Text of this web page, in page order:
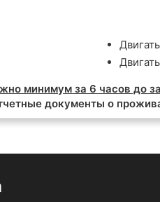
минимум за 6 часов до
документы о